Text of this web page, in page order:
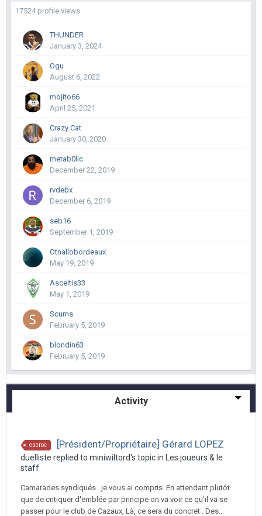
17524 profile views
THUNDER
January 3, 2024
Ogu
August 6, 2022
mojito66
April 25, 2021
Crazy Cat
January 30, 2020
metab0lic
December 22, 2019
rvdebx
December 6, 2019
seb16
September 1, 2019
Otnallobordeaux
May 19, 2019
Asceltis33
May 1, 2019
Scums
February 5, 2019
blondin63
February 5, 2019
Activity
escroc [Président/Propriétaire] Gérard LOPEZ
duelliste replied to miniwiltord's topic in Les joueurs & le
staff
Camarades syndiqués...je vous ai compris. En attendant plutôt
que de critiquer d'emblée par principe on va voir ce qu'il va se
passer pour le club de Cazaux, Là, ce sera du concret . Des...